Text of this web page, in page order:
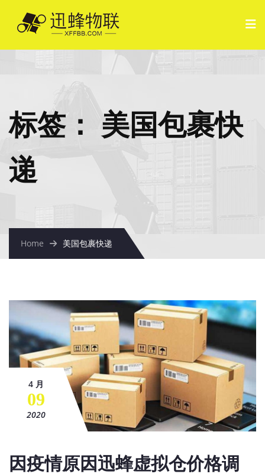
标签： 美国包裹快
递
Home 美国包裹快递
4 月
09
2020
因疫情原因迅蜂虚拟仓价格调